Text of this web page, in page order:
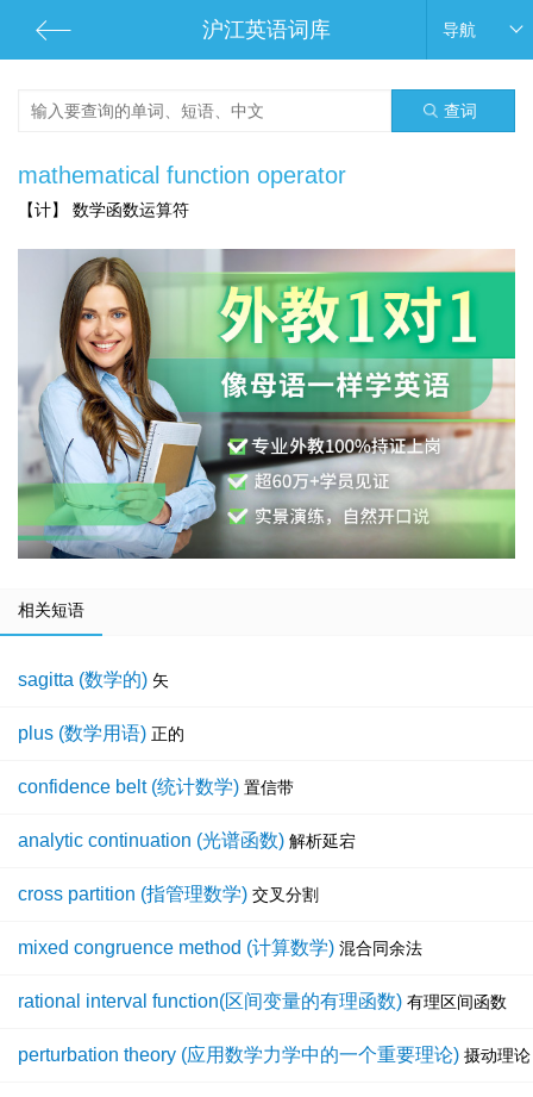
沪江英语词库 导航
查词
mathematical function operator
【计】 数学函数运算符
相关短语
sagitta (数学的) 矢
plus (数学用语) 正的
confidence belt (统计数学) 置信带
analytic continuation (光谱函数) 解析延宕
cross partition (指管理数学) 交叉分割
mixed congruence method (计算数学) 混合同余法
rational interval function(区间变量的有理函数) 有理区间函数
perturbation theory (应用数学力学中的一个重要理论) 摄动理论